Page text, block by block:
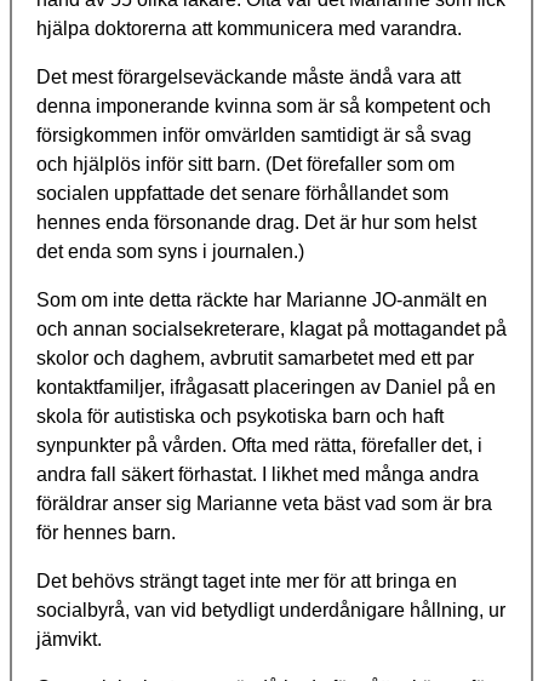
hjälpa doktorerna att kommunicera med varandra.
Det mest förargelseväckande måste ändå vara att
denna imponerande kvinna som är så kompetent och
försigkommen inför omvärlden samtidigt är så svag
och hjälplös inför sitt barn. (Det förefaller som om
socialen uppfattade det senare förhållandet som
hennes enda försonande drag. Det är hur som helst
det enda som syns i journalen.)
Som om inte detta räckte har Marianne JO-anmält en
och annan socialsekreterare, klagat på mottagandet på
skolor och daghem, avbrutit samarbetet med ett par
kontaktfamiljer, ifrågasatt placeringen av Daniel på en
skola för autistiska och psykotiska barn och haft
synpunkter på vården. Ofta med rätta, förefaller det, i
andra fall säkert förhastat. I likhet med många andra
föräldrar anser sig Marianne veta bäst vad som är bra
för hennes barn.
Det behövs strängt taget inte mer för att bringa en
socialbyrå, van vid betydligt underdånigare hållning, ur
jämvikt.